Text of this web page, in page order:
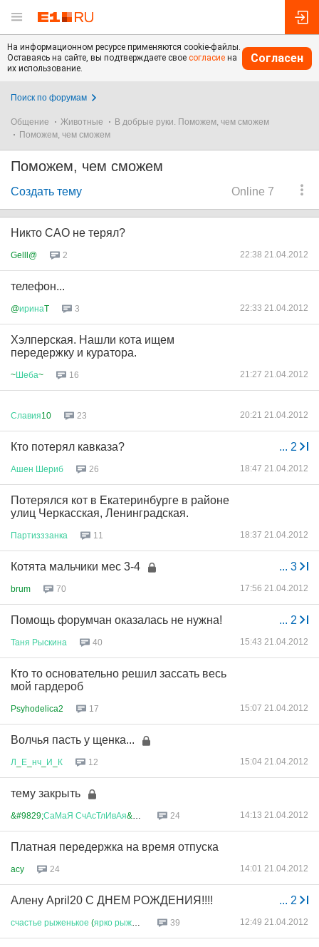
На информационном ресурсе применяются cookie-файлы.
Оставаясь на сайте, вы подтверждаете свое согласие на
их использование.
Согласен
Поиск по форумам
Общение Животные
В добрые руки. Поможем, чем сможем
Поможем, чем сможем
Поможем, чем сможем
Online 7
Создать тему
Никто САО не терял?
Gelll@ 2 22:38 21.04.2012
телефон...
@иринаT 3 22:33 21.04.2012
Хэлперская. Нашли кота ищем
передержку и куратора.
~Шеба~ 16 21:27 21.04.2012
Славия10 23 20:21 21.04.2012
... 2
Кто потерял кавказа?
Ашен Шериб 26 18:47 21.04.2012
Потерялся кот в Екатеринбурге в районе
улиц Черкасская, Ленинградская.
Партизззанка 11 18:37 21.04.2012
... 3
Котята мальчики мес 3-4
brum 70 17:56 21.04.2012
... 2
Помощь форумчан оказалась не нужна!
Таня Рыскина 40 15:43 21.04.2012
Кто то основательно решил зассать весь
мой гардероб
Psyhodelica2 17 15:07 21.04.2012
Волчья пасть у щенка...
Л Е нч И К 12 15:04 21.04.2012
тему закрыть
&#9829;СаМаЯ СчАсТлИвАя&#9829; 24 14:13 21.04.2012
Платная передержка на время отпуска
acy 24 14:01 21.04.2012
... 2
Алену April20 С ДНЕМ РОЖДЕНИЯ!!!!
счастье рыженькое (ярко рыжее 39 12:49 21.04.2012